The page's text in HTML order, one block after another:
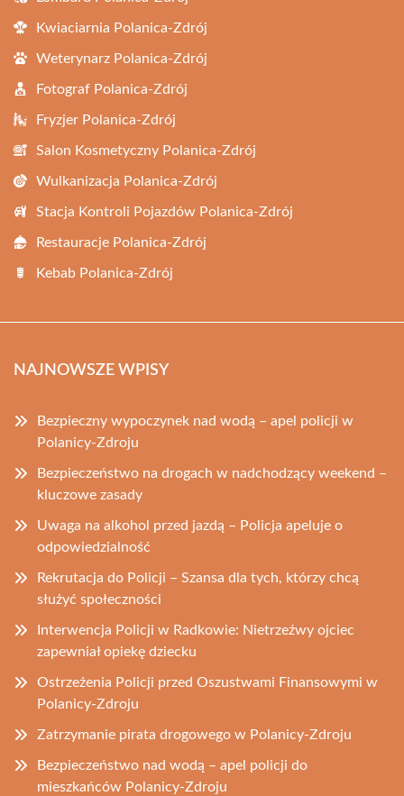
Kwiaciarnia Polanica-Zdrój
Weterynarz Polanica-Zdrój
Fotograf Polanica-Zdrój
Fryzjer Polanica-Zdrój
Salon Kosmetyczny Polanica-Zdrój
Wulkanizacja Polanica-Zdrój
Stacja Kontroli Pojazdów Polanica-Zdrój
Restauracje Polanica-Zdrój
Kebab Polanica-Zdrój
NAJNOWSZE WPISY
Bezpieczny wypoczynek nad wodą – apel policji w
Polanicy-Zdroju
Bezpieczeństwo na drogach w nadchodzący weekend –
kluczowe zasady
Uwaga na alkohol przed jazdą – Policja apeluje o
odpowiedzialność
Rekrutacja do Policji – Szansa dla tych, którzy chcą
służyć społeczności
Interwencja Policji w Radkowie: Nietrzeźwy ojciec
zapewniał opiekę dziecku
Ostrzeżenia Policji przed Oszustwami Finansowymi w
Polanicy-Zdroju
Zatrzymanie pirata drogowego w Polanicy-Zdroju
Bezpieczeństwo nad wodą – apel policji do
mieszkańców Polanicy-Zdroju